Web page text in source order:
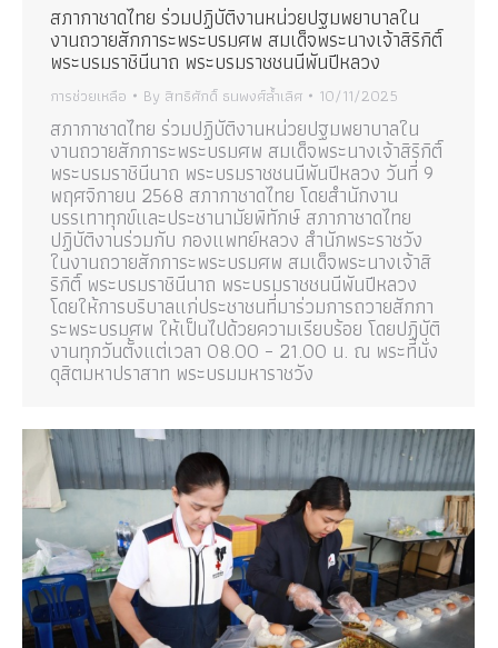
สภากาชาดไทย ร่วมปฏิบัติงานหน่วยปฐมพยาบาลใน
งานถวายสักการะพระบรมศพ สมเด็จพระนางเจ้าสิริกิติ์
พระบรมราชินีนาถ พระบรมราชชนนีพันปีหลวง
การช่วยเหลือ By สิทธิศักดิ์ ธนพงศ์ล้ำเลิศ 10/11/2025
สภากาชาดไทย ร่วมปฏิบัติงานหน่วยปฐมพยาบาลใน
งานถวายสักการะพระบรมศพ สมเด็จพระนางเจ้าสิริกิติ์
พระบรมราชินีนาถ พระบรมราชชนนีพันปีหลวง วันที่ 9
พฤศจิกายน 2568 สภากาชาดไทย โดยสำนักงาน
บรรเทาทุกข์และประชานามัยพิทักษ์ สภากาชาดไทย
ปฏิบัติงานร่วมกับ กองแพทย์หลวง สํานักพระราชวัง
ในงานถวายสักการะพระบรมศพ สมเด็จพระนางเจ้าสิ
ริกิติ์ พระบรมราชินีนาถ พระบรมราชชนนีพันปีหลวง
โดยให้การบริบาลแก่ประชาชนที่มาร่วมการถวายสักกา
ระพระบรมศพ ให้เป็นไปด้วยความเรียบร้อย โดยปฏิบัติ
งานทุกวันตั้งแต่เวลา 08.00 – 21.00 น. ณ พระที่นั่ง
ดุสิตมหาปราสาท พระบรมมหาราชวัง